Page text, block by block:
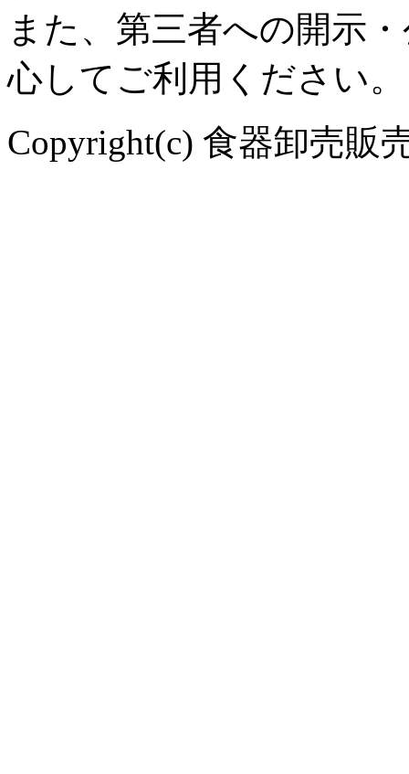
また、第三者への開示
心してご利用ください。
Copyright(c) 食器卸売販